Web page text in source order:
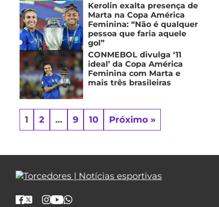
Kerolin exalta presença de
Marta na Copa América
Feminina: “Não é qualquer
pessoa que faria aquele
gol”
CONMEBOL divulga ‘11
ideal’ da Copa América
Feminina com Marta e
mais três brasileiras
1 2 … 9 10 Próximo »